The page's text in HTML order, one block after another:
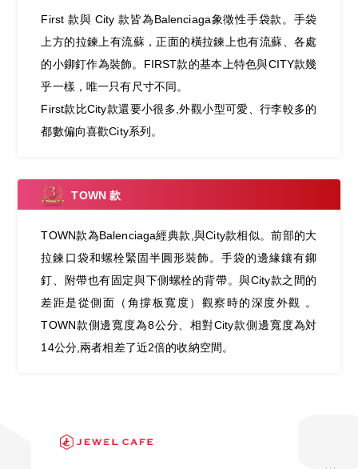
First 款與 City 款皆為Balenciaga象徵性手袋款。手袋
上方的拉鍊上有流蘇，正面的橫拉鍊上也有流蘇、各處
的小鉚釘作為裝飾。FIRST款的基本上特色與CITY款幾
乎一樣，唯一只有尺寸不同。
First款比City款還要小很多,外觀小型可愛、行李較多的
都數偏向喜歡City系列。
TOWN 款
TOWN款為Balenciaga經典款,與City款相似。前部的大
拉鍊口袋和螺栓緊固半圓形裝飾。手袋的邊緣鑲有鉚
釘、附帶也有固定與下側螺栓的背帶。與City款之間的
差距是從側面（角撐板寬度）觀察時的深度外觀 。
TOWN款側邊寬度為8公分、相對City款側邊寬度為対
14公分,兩者相差了近2倍的收納空間。